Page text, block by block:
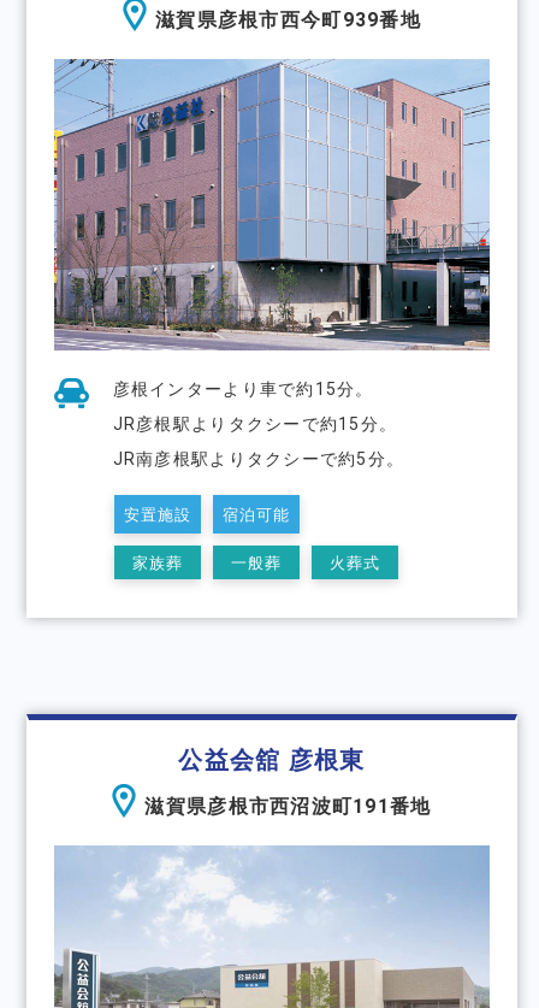
滋賀県彦根市西今町939番地
彦根インターより⾞で約15分。
JR彦根駅よりタクシーで約15分。
JR南彦根駅よりタクシーで約5分。
安置施設 宿泊可能
家族葬 一般葬 火葬式
公益会舘 彦根東
滋賀県彦根市西沼波町191番地